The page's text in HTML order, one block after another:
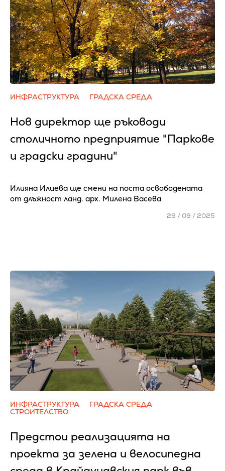
ИНФРАСТРУКТУРА ГРАДСКА СРЕДА
Нов директор ще ръководи
столичното предприятие "Паркове
и градски градини"
Илияна Илиева ще смени на поста освободената
от длъжност ланд. арх. Милена Васева
29 / 09 / 2025
ИНФРАСТРУКТУРА
ГРАДСКА СРЕДА
СТРОИТЕЛСТВО
Предстои реализацията на
проекта за зелена и велосипедна